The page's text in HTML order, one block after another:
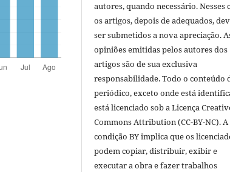
autores, quando necessário. Nesses
os artigos, depois de adequados,
ser submetidos a nova apreciação.
opiniões emitidas pelos autores dos
artigos são de sua exclusiva
responsabilidade. Todo o conteúdo
periódico, exceto onde está
está licenciado sob a Licença
Commons Attribution (CC-BY-NC). A
condição BY implica que os
podem copiar, distribuir, exibir e
executar a obra e fazer trabalhos